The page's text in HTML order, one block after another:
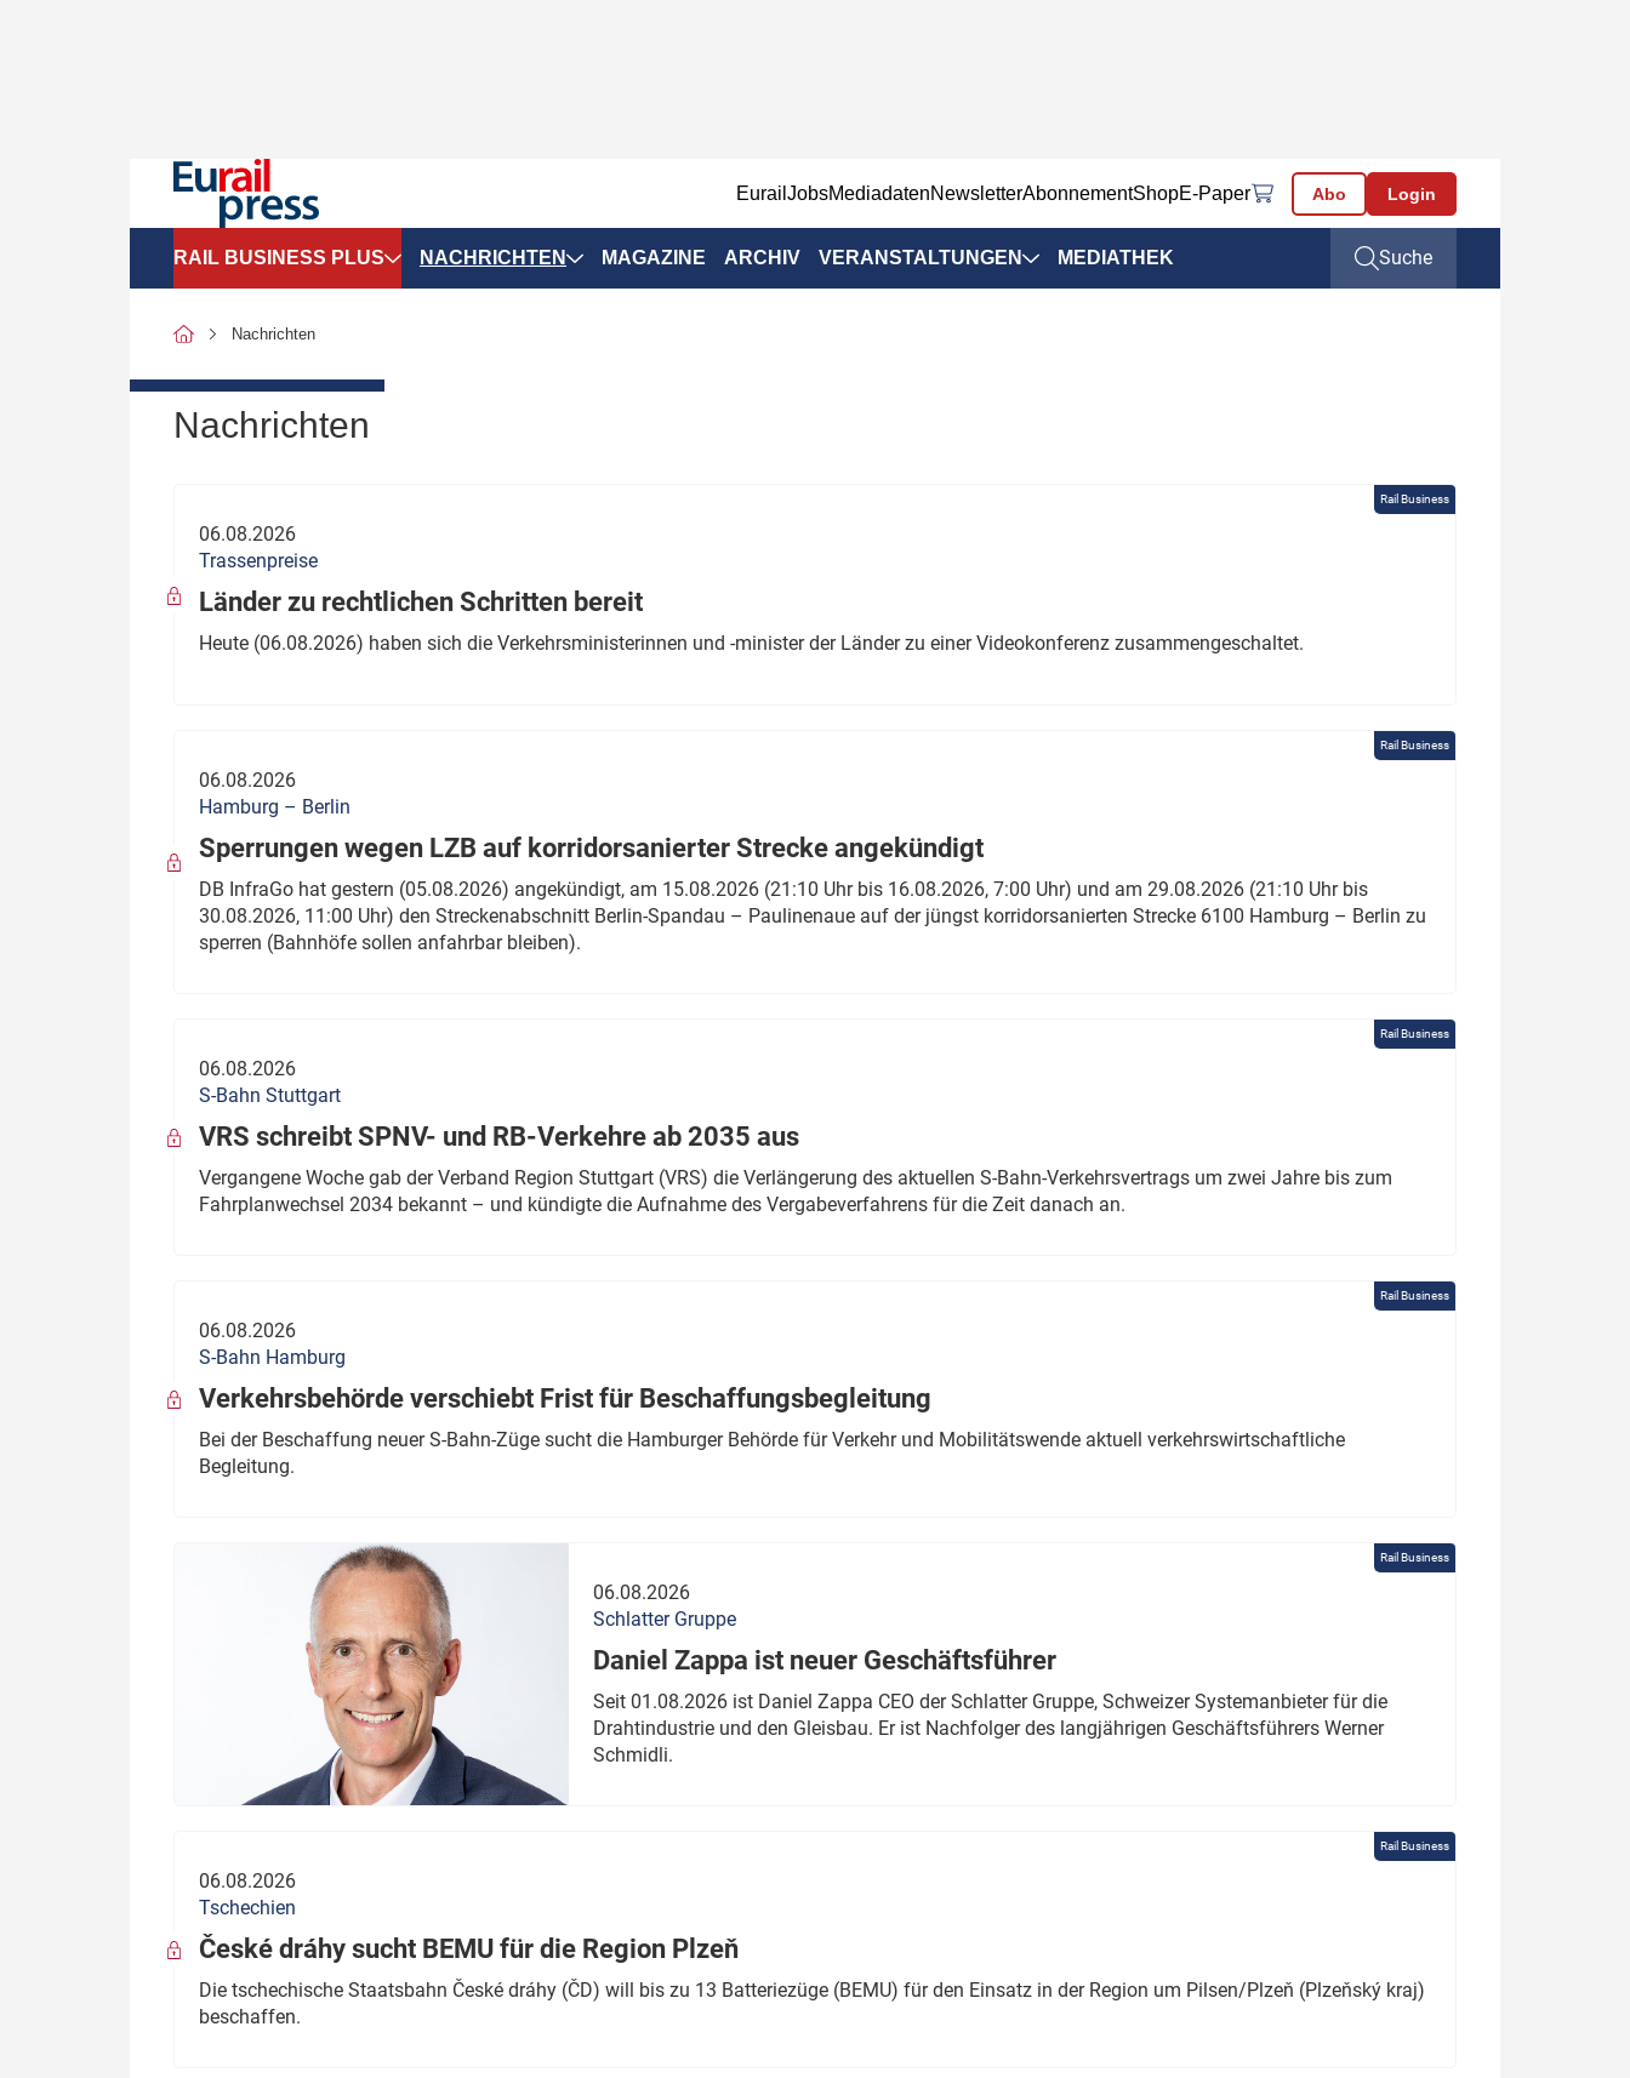
EurailJobsMediadatenNewsletterAbonnementShopE-Paper Abo Login
RAIL BUSINESS PLUS
SPNV-Marktdaten
Politik
wen?
Thema des Monats
Dossier: Generalsanierung
Dossier: ETCS
Dossier:
NACHRICHTEN MAGAZINE ARCHIV VERANSTALTUNGEN MEDIATHEK Suche
Nachrichten
Nachrichten
Rail Business
06.08.2026
Trassenpreise
Länder zu rechtlichen Schritten bereit
Heute (06.08.2026) haben sich die Verkehrsministerinnen und -minister der Länder zu einer Videokonferenz zusammengeschaltet.
Rail Business
06.08.2026
Hamburg – Berlin
Sperrungen wegen LZB auf korridorsanierter Strecke angekündigt
DB InfraGo hat gestern (05.08.2026) angekündigt, am 15.08.2026 (21:10 Uhr bis 16.08.2026, 7:00 Uhr) und am 29.08.2026 (21:10 Uhr bis
30.08.2026, 11:00 Uhr) den Streckenabschnitt Berlin-Spandau – Paulinenaue auf der jüngst korridorsanierten Strecke 6100 Hamburg – Berlin zu
sperren (Bahnhöfe sollen anfahrbar bleiben).
Rail Business
06.08.2026
S-Bahn Stuttgart
VRS schreibt SPNV- und RB-Verkehre ab 2035 aus
Vergangene Woche gab der Verband Region Stuttgart (VRS) die Verlängerung des aktuellen S-Bahn-Verkehrsvertrags um zwei Jahre bis zum
Fahrplanwechsel 2034 bekannt – und kündigte die Aufnahme des Vergabeverfahrens für die Zeit danach an.
Rail Business
06.08.2026
S-Bahn Hamburg
Verkehrsbehörde verschiebt Frist für Beschaffungsbegleitung
Bei der Beschaffung neuer S-Bahn-Züge sucht die Hamburger Behörde für Verkehr und Mobilitätswende aktuell verkehrswirtschaftliche
Begleitung.
Rail Business
06.08.2026
Schlatter Gruppe
Daniel Zappa ist neuer Geschäftsführer
Seit 01.08.2026 ist Daniel Zappa CEO der Schlatter Gruppe, Schweizer Systemanbieter für die
Drahtindustrie und den Gleisbau. Er ist Nachfolger des langjährigen Geschäftsführers Werner
Schmidli.
Rail Business
06.08.2026
Tschechien
České dráhy sucht BEMU für die Region Plzeň
Die tschechische Staatsbahn České dráhy (ČD) will bis zu 13 Batteriezüge (BEMU) für den Einsatz in der Region um Pilsen/Plzeň (Plzeňský kraj)
beschaffen.